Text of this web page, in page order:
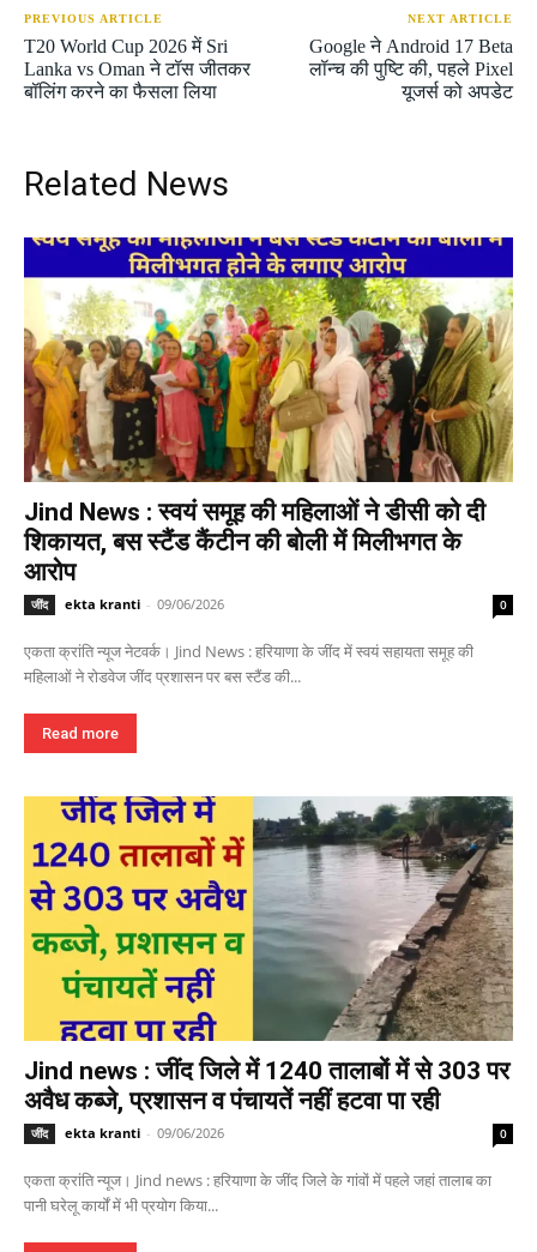
PREVIOUS ARTICLE
T20 World Cup 2026 में Sri
Lanka vs Oman ने टॉस जीतकर
बॉलिंग करने का फैसला लिया
NEXT ARTICLE
Google ने Android 17 Beta
लॉन्च की पुष्टि की, पहले Pixel
यूजर्स को अपडेट
Related News
Jind News : स्वयं समूह की महिलाओं ने डीसी को दी
शिकायत, बस स्टैंड कैंटीन की बोली में मिलीभगत के
आरोप
जींद ekta kranti - 09/06/2026 0
एकता क्रांति न्यूज नेटवर्क। Jind News : हरियाणा के जींद में स्वयं सहायता समूह की
महिलाओं ने रोडवेज जींद प्रशासन पर बस स्टैंड की...
Read more
Jind news : जींद जिले में 1240 तालाबों में से 303 पर
अवैध कब्जे, प्रशासन व पंचायतें नहीं हटवा पा रही
जींद ekta kranti - 09/06/2026 0
एकता क्रांति न्यूज। Jind news : हरियाणा के जींद जिले के गांवों में पहले जहां तालाब का
पानी घरेलू कार्यों में भी प्रयोग किया...